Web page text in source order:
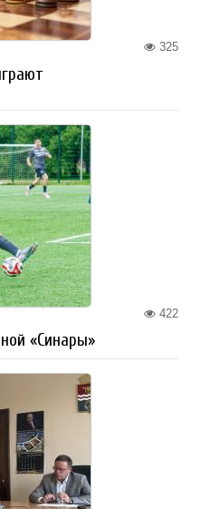
325
422
«Синары»